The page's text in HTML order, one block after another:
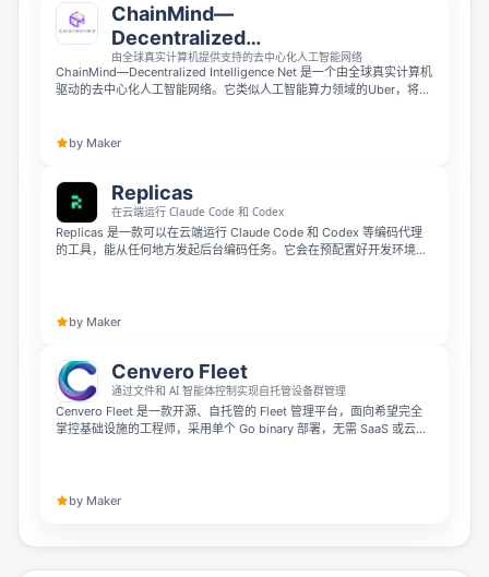
ChainMind—
Decentralized
Intelligence Net
由全球真实计算机提供支持的去中心化人工智能网络
ChainMind—Decentralized Intelligence Net 是一个由全球真实计算机
驱动的去中心化人工智能网络。它类似人工智能算力领域的Uber，将AI
摆脱了昂贵中心化云服务，没有供应商锁定也不存在集中管控。
by Maker
Replicas
在云端运行 Claude Code 和 Codex
Replicas 是一款可以在云端运行 Claude Code 和 Codex 等编码代理
的工具，能从任何地方发起后台编码任务。它会在预配置好开发环境的
by Maker
Cenvero Fleet
通过文件和 AI 智能体控制实现自托管设备群管理
Cenvero Fleet 是一款开源、自托管的 Fleet 管理平台，面向希望完全
掌控基础设施的工程师，采用单个 Go binary 部署，无需 SaaS 或云服
control，让 Claude Code 等 AI agent 能够安全地协同管理你的设备集
by Maker